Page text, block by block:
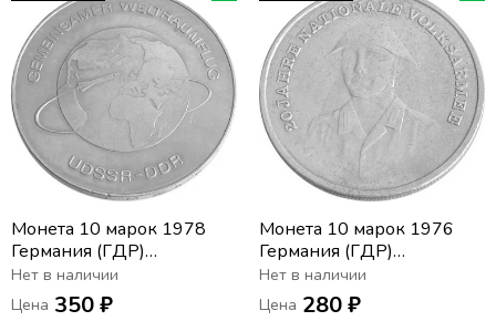
Монета 10 марок 1978
Германия (ГДР)
«Космический полёт
СССР-ГДР»
Нет в наличии
Цена 350 ₽
Монета 10 марок 1976
Германия (ГДР)
«Национальная Народная
Армия»
Нет в наличии
Цена 280 ₽